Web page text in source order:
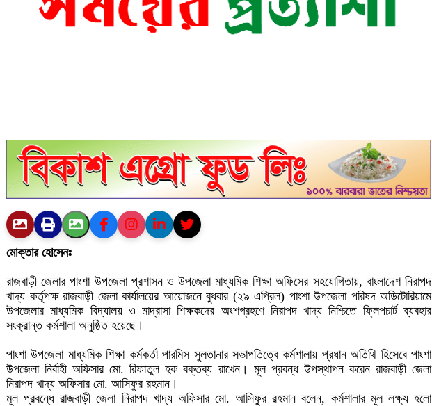
মোক্তার হোসেনঃ
রাজবাড়ী জেলার পাংশা উপজেলা প্রশাসন ও উপজেলা মাধ্যমিক শিক্ষা অফিসের সহযোগিতায়, বাংলাদেশ নিরাপদ
খাদ্য কর্তৃপক্ষ রাজবাড়ী জেলা কার্যালয়ের আয়োজনে বুধবার (২৯ এপ্রিল) পাংশা উপজেলা পরিষদ অডিটোরিয়ামে
উপজেলার মাধ্যমিক বিদ্যালয় ও মাদ্রাসা শিক্ষকদের অংশগ্রহণে নিরাপদ খাদ্য নিশ্চিতে ফ্লিপচার্ট ব্যবহার
সংক্রান্ত কর্মশালা অনুষ্ঠিত হয়েছে।
পাংশা উপজেলা মাধ্যমিক শিক্ষা কর্মকর্তা পারমিস সুলতানার সভাপতিত্বে কর্মশালায় প্রধান অতিথি হিসেবে পাংশা
উপজেলা নির্বাহী অফিসার মো. রিফাতুল হক বক্তব্য রাখেন। মূল প্রবন্ধ উপস্থাপন করেন রাজবাড়ী জেলা
নিরাপদ খাদ্য অফিসার মো. আসিফুর রহমান।
মূল প্রবন্ধে রাজবাড়ী জেলা নিরাপদ খাদ্য অফিসার মো. আসিফুর রহমান বলেন, কর্মশালার মূল লক্ষ্য হলো